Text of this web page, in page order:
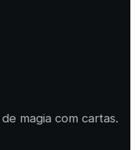
magia com cartas.